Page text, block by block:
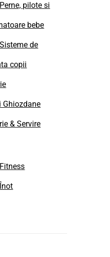
Perne, pilote si
bebe
Sisteme de
copii
Ghiozdane
& Servire
Fitness
Înot